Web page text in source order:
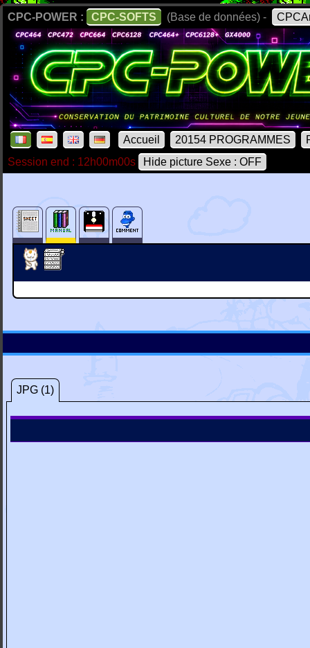
CPC-POWER : CPC-SOFTS (Base de données) -
Accueil 20154 PROGRAMMES
Session end : 12h00m00s
Hide picture Sexe : OFF
JPG (1)